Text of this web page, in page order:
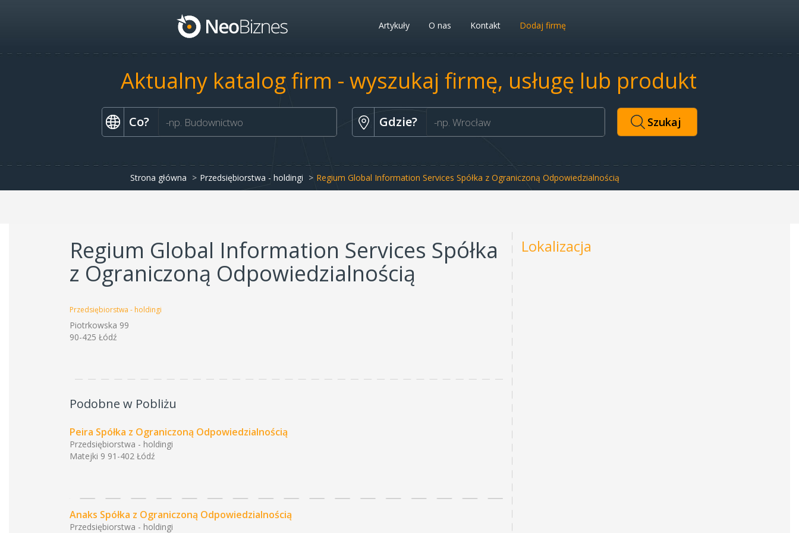
Artykuły O nas Kontakt Dodaj firmę
Aktualny katalog firm - wyszukaj firmę, usługę lub produkt
Co? Gdzie?
Strona główna Przedsiębiorstwa - holdingi Regium Global Information Services Spółka z Ograniczoną Odpowiedzialnością
Regium Global Information Services Spółka
z Ograniczoną Odpowiedzialnością
Przedsiębiorstwa - holdingi
Piotrkowska 99
90-425 Łódź
Podobne w Pobliżu
Peira Spółka z Ograniczoną Odpowiedzialnością
Przedsiębiorstwa - holdingi
Matejki 9 91-402 Łódź
Anaks Spółka z Ograniczoną Odpowiedzialnością
Przedsiębiorstwa - holdingi
Lokalizacja